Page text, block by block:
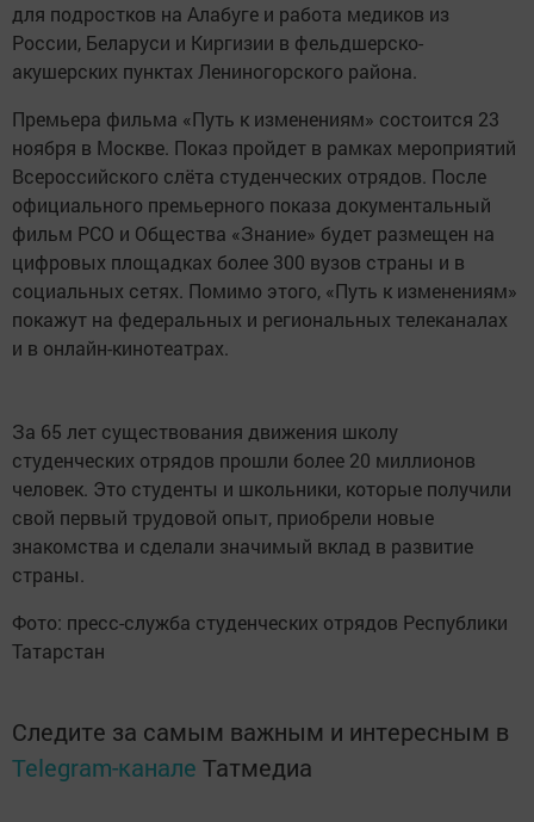
для подростков на Алабуге и работа медиков из
России, Беларуси и Киргизии в фельдшерско-
акушерских пунктах Лениногорского района.
Премьера фильма «Путь к изменениям» состоится 23
ноября в Москве. Показ пройдет в рамках мероприятий
Всероссийского слёта студенческих отрядов. После
официального премьерного показа документальный
фильм РСО и Общества «Знание» будет размещен на
цифровых площадках более 300 вузов страны и в
социальных сетях. Помимо этого, «Путь к изменениям»
покажут на федеральных и региональных телеканалах
и в онлайн-кинотеатрах.
За 65 лет существования движения школу
студенческих отрядов прошли более 20 миллионов
человек. Это студенты и школьники, которые получили
свой первый трудовой опыт, приобрели новые
знакомства и сделали значимый вклад в развитие
страны.
Фото: пресс-служба студенческих отрядов Республики
Татарстан
Следите за самым важным и интересным в
Telegram-канале Татмедиа